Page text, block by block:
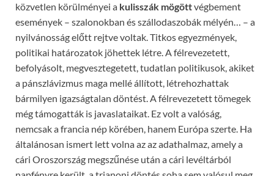
közvetlen körülményei a kulisszák mögöttvégbement
események – szalonokban és szállodaszobák mélyén… – a
nyilvánosság előtt rejtve voltak. Titkos egyezmények,
politikai határozatok jöhettek létre. A félrevezetett,
befolyásolt, megvesztegetett, tudatlan politikusok, akiket
a pánszlávizmus maga mellé állított, létrehozhattak
bármilyen igazságtalan döntést. A félrevezetett tömegek
még támogatták is javaslataikat. Ez volt a valóság,
nemcsak a francia nép körében, hanem Európa szerte. Ha
általánosan ismert lett volna az az adathalmaz, amely a
cári Oroszország megszűnése után a cári levéltárból